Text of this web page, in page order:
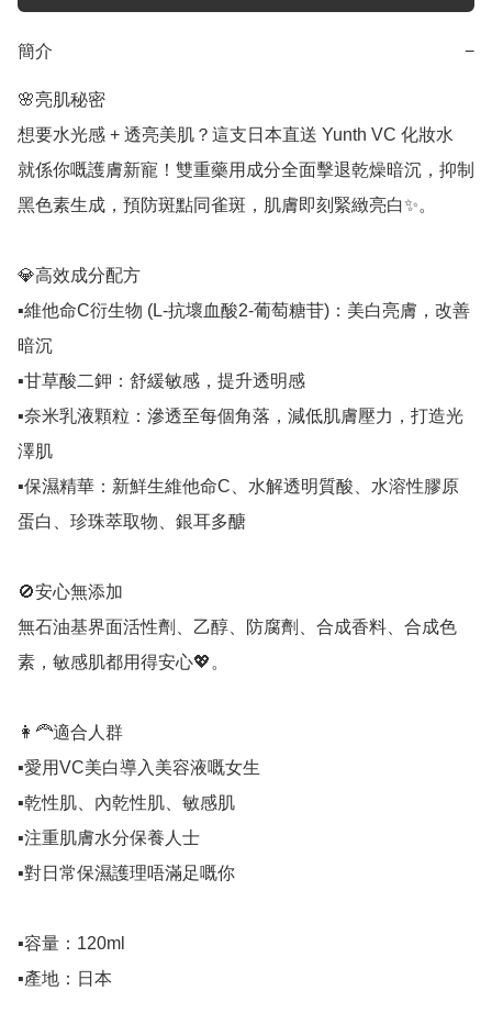
簡介 −
🌸亮肌秘密
想要水光感 + 透亮美肌？這支日本直送 Yunth VC 化妝水
就係你嘅護膚新寵！雙重藥用成分全面擊退乾燥暗沉，抑制
黑色素生成，預防斑點同雀斑，肌膚即刻緊緻亮白✨。
💎高效成分配方
▪️維他命C衍生物 (L-抗壞血酸2-葡萄糖苷)：美白亮膚，改善
暗沉
▪️甘草酸二鉀：舒緩敏感，提升透明感
▪️奈米乳液顆粒：滲透至每個角落，減低肌膚壓力，打造光
澤肌
▪️保濕精華：新鮮生維他命C、水解透明質酸、水溶性膠原
蛋白、珍珠萃取物、銀耳多醣
🚫安心無添加
無石油基界面活性劑、乙醇、防腐劑、合成香料、合成色
素，敏感肌都用得安心💖。
👩‍🦰適合人群
▪️愛用VC美白導入美容液嘅女生
▪️乾性肌、內乾性肌、敏感肌
▪️注重肌膚水分保養人士
▪️對日常保濕護理唔滿足嘅你
▪️容量：120ml
▪️產地：日本